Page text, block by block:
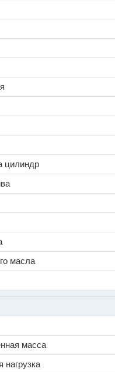
цилиндр
масла
масса
нагрузка